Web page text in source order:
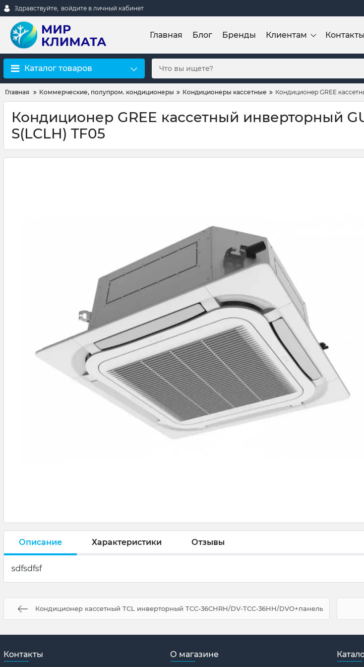
Здравствуйте, войдите в личный кабинет
Главная Блог Бренды Клиентам Контакты
Каталог товаров
Главная Коммерческие, полупром. кондиционеры Кондиционеры кассетные Кондиционер GREE
Кондиционер GREE кассетный инверторный
S(LCLH) TF05
Описание Характеристики Отзывы
sdfsdfsf
Кондиционер кассетный TCL инверторный TCC-36CHRH/DV-TCC-36HH/DVO+панель
Контакты О магазине